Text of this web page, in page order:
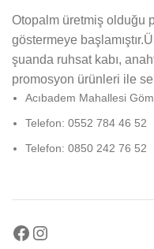
Otopalm üretmiş olduğu
göstermeye
şuanda ruhsat kabı,
promosyon ürünleri ile
Acıbadem Mahallesi
Telefon: 0552 784 46 52
Telefon: 0850 242 76 52